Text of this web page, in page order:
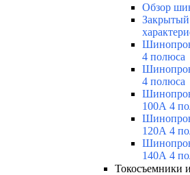
Обзор
4 полюса
4 полюса
100А 4
120А 4
140А 4
Токосъемники